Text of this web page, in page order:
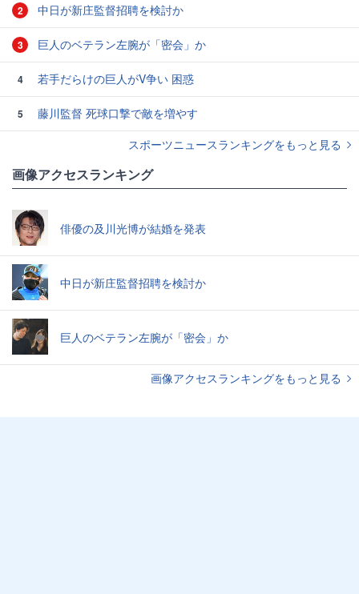
2 中日が新庄監督招聘を検討か
3 巨人のベテラン左腕が「密会」か
4 若手だらけの巨人がV争い 困惑
5
藤川監督 死球口撃で敵を増やす
スポーツニュースランキングをもっと見る
画像アクセスランキング
俳優の及川光博が結婚を発表
中日が新庄監督招聘を検討か
巨人のベテラン左腕が「密会」か
画像アクセスランキングをもっと見る